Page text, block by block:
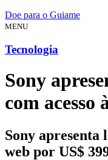
Doe para o Guiame
MENU
Tecnologia
Sony
com acesso
Sony apresenta
web por US$